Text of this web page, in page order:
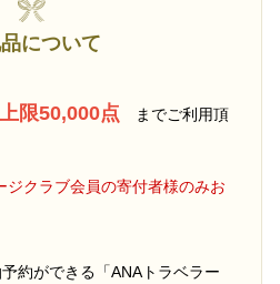
について
限50,000点
までご利用頂
ジクラブ会員の寄付者様のみお
約ができる「ANAトラベラー